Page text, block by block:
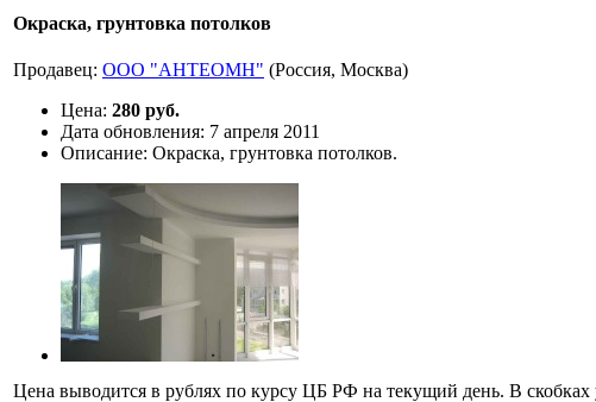
Окраска, грунтовка потолков
Продавец: ООО "АНТЕОМН" (Россия, Москва)
Цена: 280 руб.
Дата обновления: 7 апреля 2011
Описание: Окраска, грунтовка потолков.
Цена выводится в рублях по курсу ЦБ РФ на текущий день. В скобках